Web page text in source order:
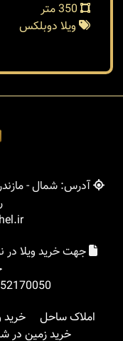
ویلا دوبلکس
آدرس: شمال -
جهت خرید ویلا
املاک ساحل
خرید
خرید زمین در